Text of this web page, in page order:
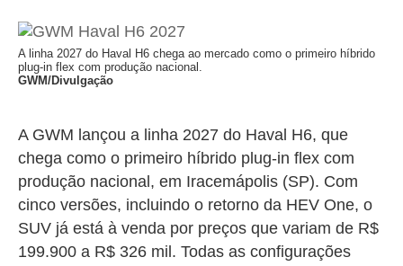
A linha 2027 do Haval H6 chega ao mercado como o primeiro híbrido
plug-in flex com produção nacional.
GWM/Divulgação
A GWM lançou a linha 2027 do Haval H6, que
chega como o primeiro híbrido plug-in flex com
produção nacional, em Iracemápolis (SP). Com
cinco versões, incluindo o retorno da HEV One, o
SUV já está à venda por preços que variam de R$
199.900 a R$ 326 mil. Todas as configurações